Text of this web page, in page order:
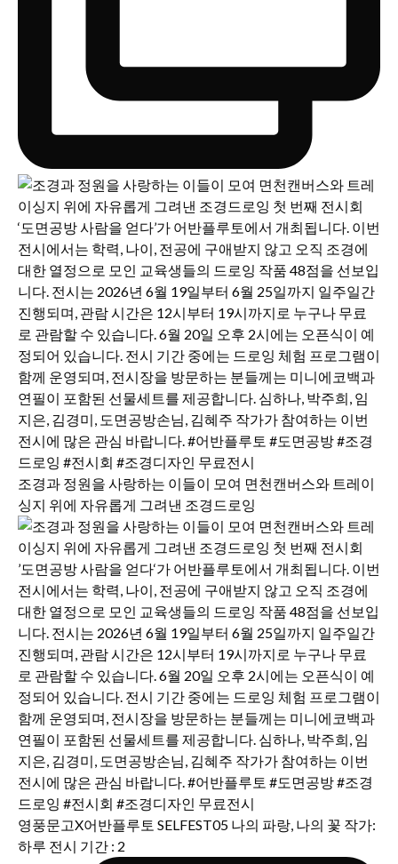
조경과 정원을 사랑하는 이들이 모여 면천캔버스와 트레이
싱지 위에 자유롭게 그려낸 조경드로잉
영풍문고X어반플루토 SELFEST05 나의 파랑, 나의 꽃 작가:
하루 전시 기간 : 2